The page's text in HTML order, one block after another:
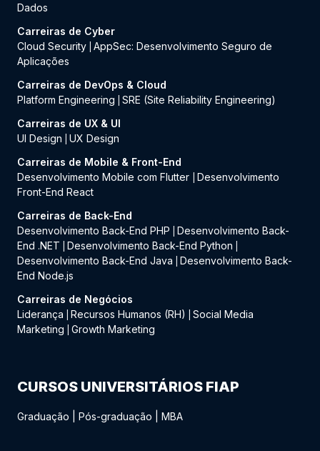
Dados
Carreiras de Cyber
Cloud Security AppSec: Desenvolvimento Seguro de
Aplicações
Carreiras de DevOps & Cloud
Platform Engineering
SRE (Site Reliability Engineering)
Carreiras de UX & UI
UI Design
UX Design
Carreiras de Mobile & Front-End
Desenvolvimento Mobile com Flutter
Desenvolvimento
Front-End React
Carreiras de Back-End
Desenvolvimento Back-End PHP
Desenvolvimento Back-
End .NET
Desenvolvimento Back-End Python
Desenvolvimento Back-End Java
Desenvolvimento Back-
End Node.js
Carreiras de Negócios
Liderança
Recursos Humanos (RH)
Social Media
Marketing
Growth Marketing
CURSOS UNIVERSITÁRIOS FIAP
Graduação Pós-graduação MBA